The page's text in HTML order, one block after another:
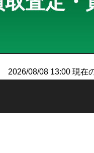
2026/08/08 13:00 現在